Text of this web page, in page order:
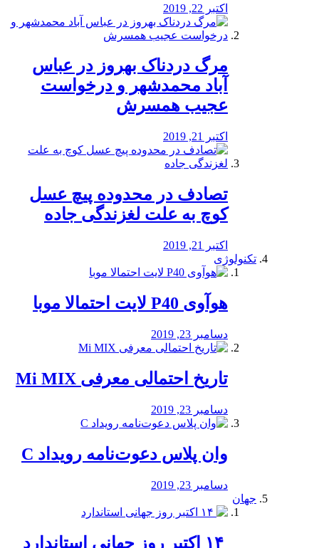
اکتبر 22, 2019
مرگ دردناک بهروز در عباس
آباد محمدشهر و درخواست
عجیب همسرش
اکتبر 21, 2019
تصادف در محدوده پیچ عسل
کوچ به علت لغزندگی جاده
اکتبر 21, 2019
تکنولوژی
هوآوی P40 لایت احتمالا موبا
دسامبر 23, 2019
تاریخ احتمالی معرفی Mi MIX
دسامبر 23, 2019
وان پلاس دعوت‌نامه رویداد C
دسامبر 23, 2019
جهان